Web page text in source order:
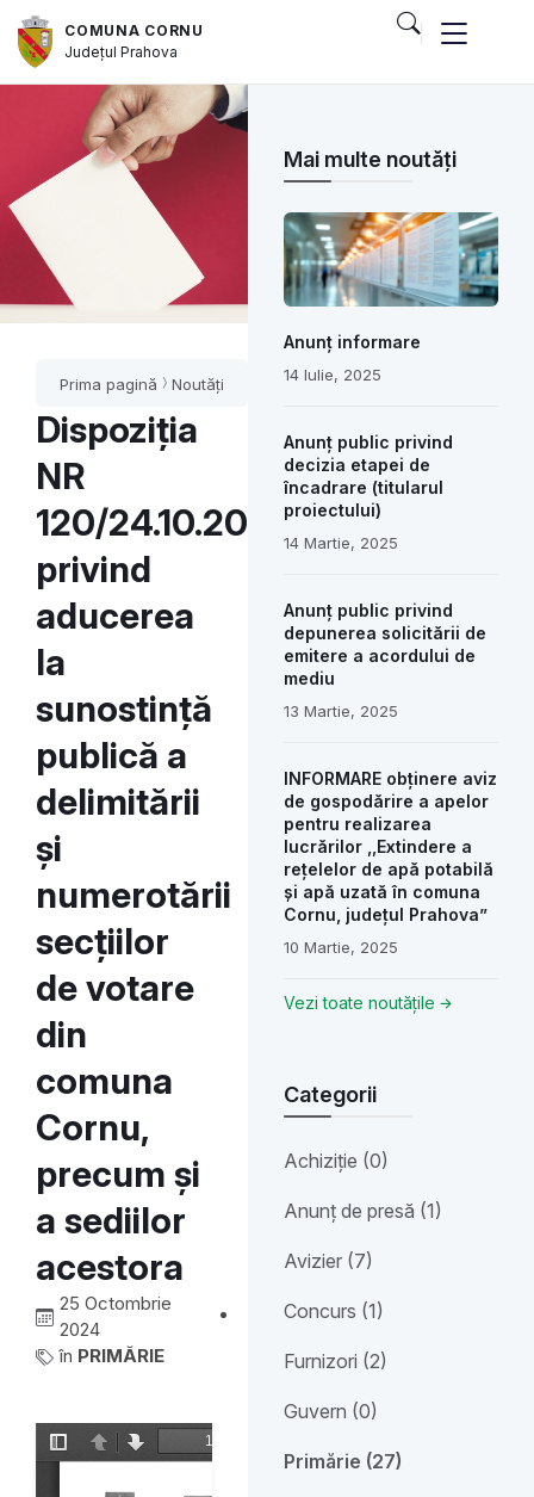
COMUNA CORNU
JudețulPrahova
Prima pagină Noutăți
Dispoziția
NR
120/24.10.2024
privind
aducerea
la
sunostință
publică a
delimitării
și
numerotării
secțiilor
de votare
din
comuna
Cornu,
precum și
a sediilor
acestora
25 Octombrie
2024
în PRIMĂRIE
Mai multe noutăți
Anunț informare
14 Iulie, 2025
Anunț public privind
decizia etapei de
încadrare (titularul
proiectului)
14 Martie, 2025
Anunț public privind
depunerea solicitării de
emitere a acordului de
mediu
13 Martie, 2025
INFORMARE obținere aviz
de gospodărire a apelor
pentru realizarea
lucrărilor ,,Extindere a
rețelelor de apă potabilă
și apă uzată în comuna
Cornu, județul Prahova”
10 Martie, 2025
Vezi toate noutățile
Categorii
Achiziție (0)
Anunț de presă (1)
Avizier (7)
Concurs (1)
Furnizori (2)
Guvern (0)
Primărie (27)